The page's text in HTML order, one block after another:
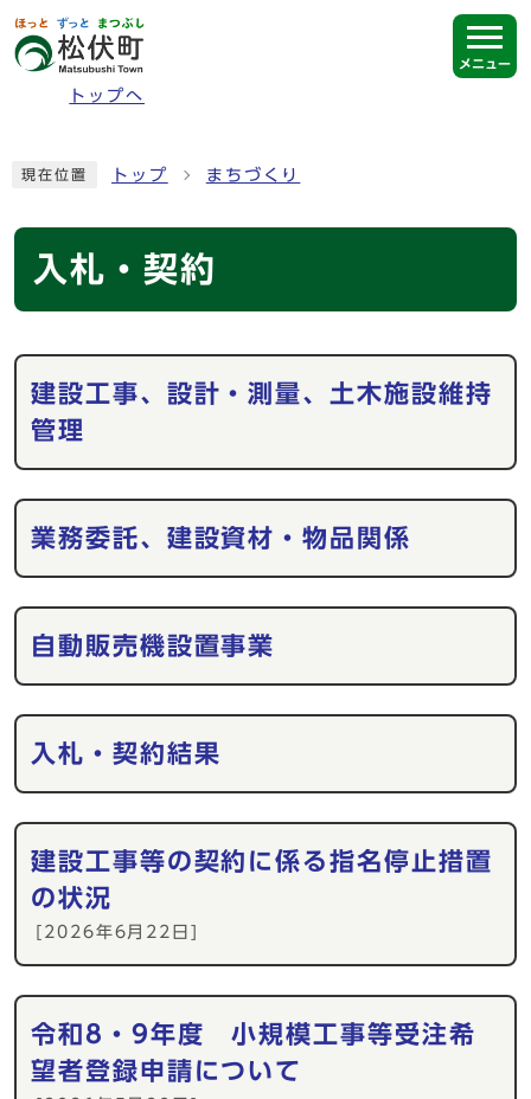
ページの先頭です
トップへ
メニュー
現在位置 トップ まちづくり
入札・契約
メインメニュー
建設工事、設計・測量、土木施設維持
管理
業務委託、建設資材・物品関係
自動販売機設置事業
入札・契約結果
建設工事等の契約に係る指名停止措置
の状況
[2026年6月22日]
令和8・9年度 小規模工事等受注希
望者登録申請について